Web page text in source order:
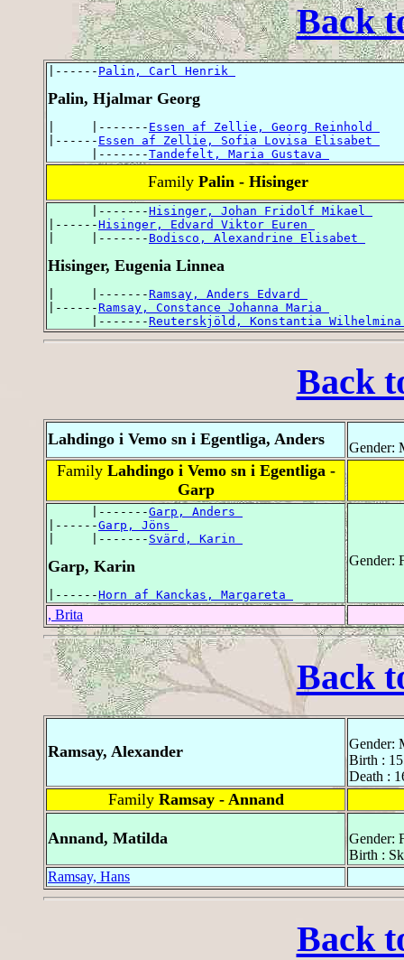
Back
|------ Palin, Carl Henrik
Palin, Hjalmar Georg
|     |------- Essen af Zellie, Georg Reinhold
|------ Essen af Zellie, Sofia Lovisa Elisabet
      |-------
Tandefelt, Maria Gustava
Family Palin - Hisinger
      |-------
Hisinger, Johan Fridolf Mikael
|------Hisinger, Edvard Viktor Euren
|     |------- Bodisco, Alexandrine Elisabet
Hisinger, Eugenia Linnea
|     |-------Ramsay, Anders Edvard
|------Ramsay, Constance Johanna Maria
      |-------
Reuterskjöld, Konstantia
Back
Lahdingo i Vemo sn i Egentliga, Anders Gender:
Family Lahdingo i Vemo sn i Egentliga -
Garp
      |-------
Garp, Anders
|------Garp, Jöns
|     |------- Svärd, Karin
Garp, Karin
|------Horn af Kanckas, Margareta
Gender:
, Brita
Back
Ramsay, Alexander
Gender:
Birth :
Death :
Family Ramsay - Annand
Annand, Matilda
Gender:
Birth :
Ramsay, Hans
Back